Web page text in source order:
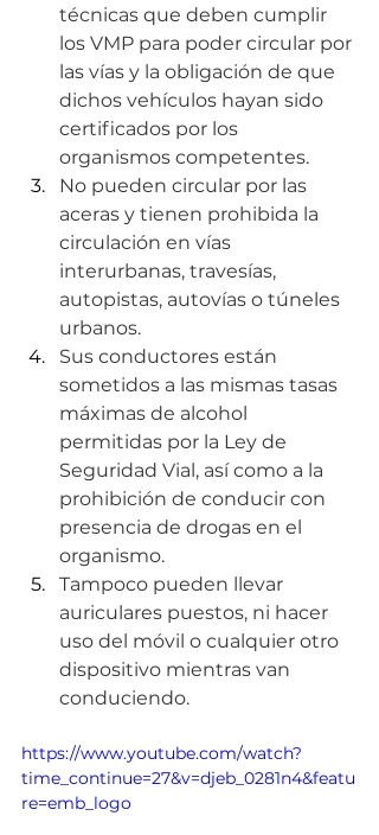
técnicas que deben cumplir
los VMP para poder circular por
las vías y la obligación de que
dichos vehículos hayan sido
certificados por los
organismos competentes.
No pueden circular por las
aceras y tienen prohibida la
circulación en vías
interurbanas, travesías,
autopistas, autovías o túneles
urbanos.
Sus conductores están
sometidos a las mismas tasas
máximas de alcohol
permitidas por la Ley de
Seguridad Vial, así como a la
prohibición de conducir con
presencia de drogas en el
organismo.
Tampoco pueden llevar
auriculares puestos, ni hacer
uso del móvil o cualquier otro
dispositivo mientras van
conduciendo.
https://www.youtube.com/watch?
time_continue=27&v=djeb_0281n4&featu
re=emb_logo